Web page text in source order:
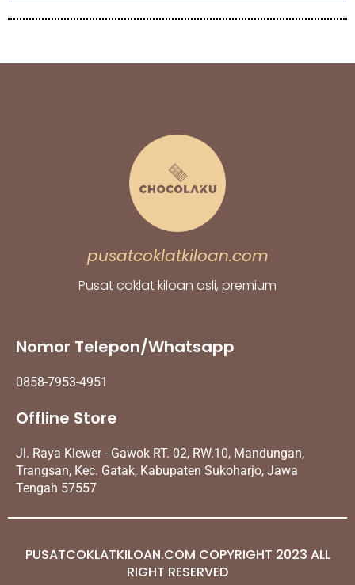
pusatcoklatkiloan.com
Pusat coklat kiloan asli, premium
Nomor Telepon/Whatsapp
0858-7953-4951
Offline Store
Jl. Raya Klewer - Gawok RT. 02, RW.10, Mandungan,
Trangsan, Kec. Gatak, Kabupaten Sukoharjo, Jawa
Tengah 57557
PUSATCOKLATKILOAN.COM COPYRIGHT 2023 ALL
RIGHT RESERVED